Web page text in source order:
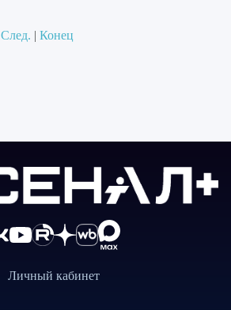
След. | Конец
Личный кабинет